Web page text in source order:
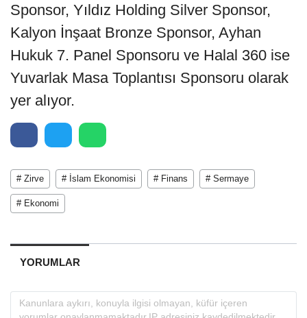
Sponsor, Yıldız Holding Silver Sponsor,
Kalyon İnşaat Bronze Sponsor, Ayhan
Hukuk 7. Panel Sponsoru ve Halal 360 ise
Yuvarlak Masa Toplantısı Sponsoru olarak
yer alıyor.
# Zirve # İslam Ekonomisi # Finans # Sermaye
# Ekonomi
YORUMLAR